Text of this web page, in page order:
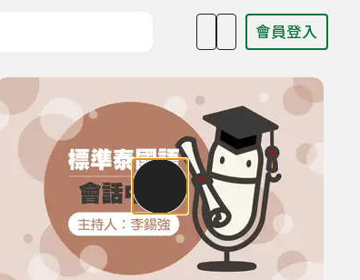
會員登入